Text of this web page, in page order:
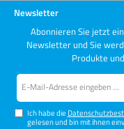
Newsletter
Abonnieren Sie jetzt
Newsletter und Sie
Produkte
Ich habe die
gelesen und bin mit ihnen